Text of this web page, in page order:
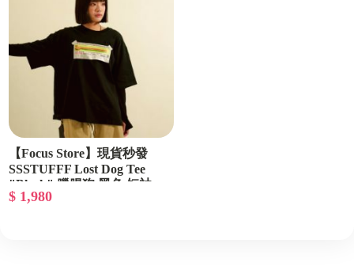
【Focus Store】現貨秒發
SSSTUFFF Lost Dog Tee
"Black" 臘腸狗 黑色 短袖
$ 1,980